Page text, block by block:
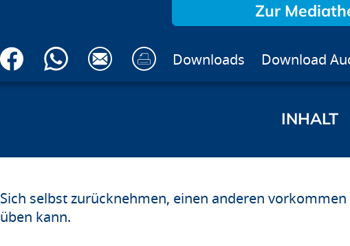
Zur
Downloads Download
Sich selbst zurücknehmen, einen anderen
üben kann.